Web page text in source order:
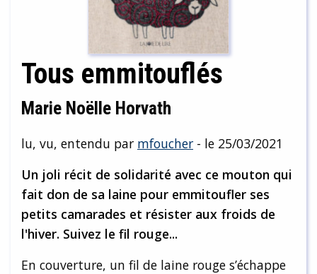
Tous emmitouflés
Marie Noëlle Horvath
lu, vu, entendu par mfoucher - le 25/03/2021
Un joli récit de solidarité avec ce mouton qui
fait don de sa laine pour emmitoufler ses
petits camarades et résister aux froids de
l'hiver. Suivez le fil rouge...
En couverture, un fil de laine rouge s’échappe